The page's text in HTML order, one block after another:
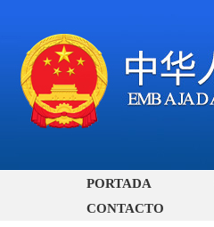
PORTADA
CONTACTO